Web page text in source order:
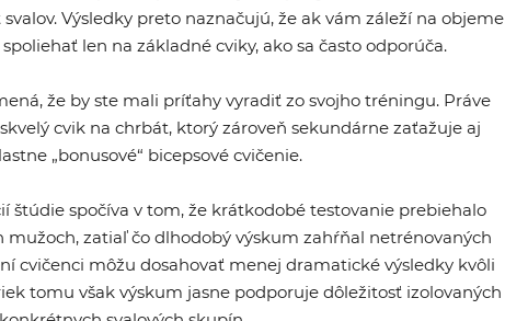
Výsledky preto naznačujú, že ak vám záleží na objeme
spoliehať len na základné cviky, ako sa často odporúča.
že by ste mali príťahy vyradiť zo svojho tréningu. Práve
cvik na chrbát, ktorý zároveň sekundárne zaťažuje aj
„bonusové“ bicepsové cvičenie.
štúdie spočíva v tom, že krátkodobé testovanie prebiehalo
mužoch, zatiaľ čo dlhodobý výskum zahŕňal netrénovaných
cvičenci môžu dosahovať menej dramatické výsledky kvôli
tomu však výskum jasne podporuje dôležitosť izolovaných